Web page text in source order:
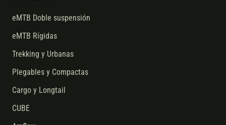
eMTB Doble suspensión
eMTB Rígidas
Trekking y Urbanas
Plegables y Compactas
Cargo y Longtail
CUBE